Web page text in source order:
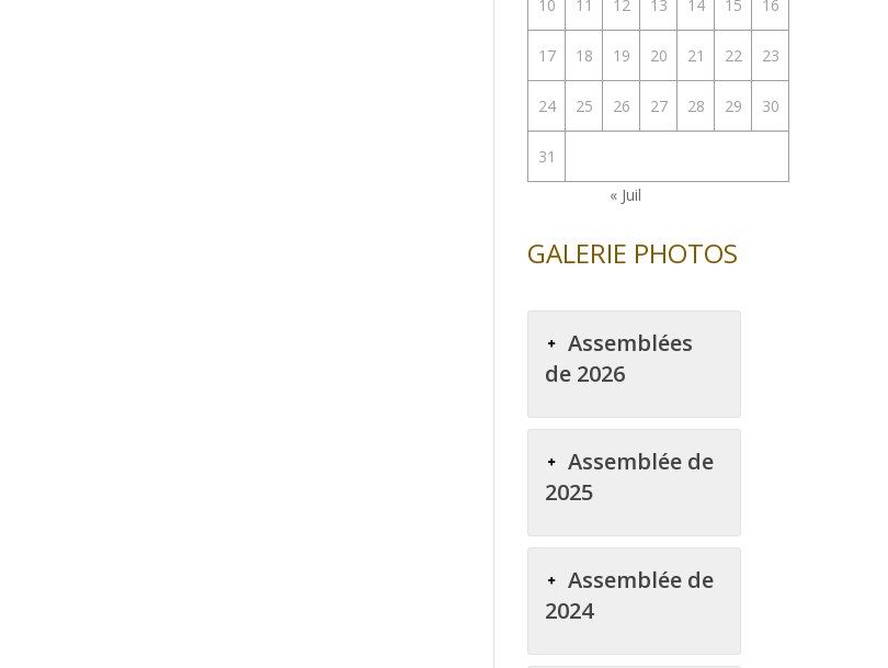
10 11 12 13 14 15 16
17 18 19 20 21 22 23
24 25 26 27 28 29 30
31
« Juil
GALERIE PHOTOS
Assemblées
de 2026
Assemblée de
2025
Assemblée de
2024